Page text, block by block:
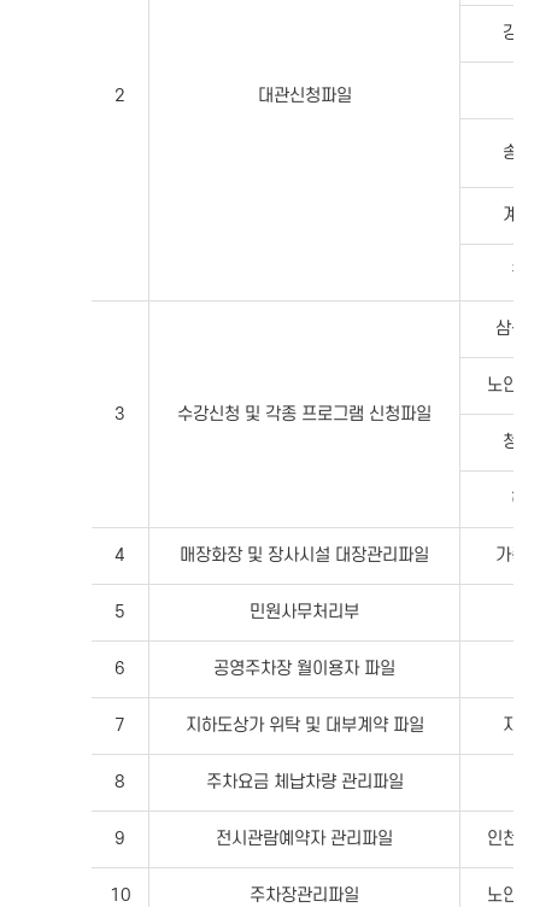
2 대관신청파일
강화
송림
계양
청
3 수강신청 및 각종 프로그램 신청파일
삼산
노인종
청소
하
4 매장화장 및 장사시설 대장관리파일 가족
5 민원사무처리부
6 공영주차장 월이용자 파일
7 지하도상가 위탁 및 대부계약 파일 지하
8 주차요금 체납차량 관리파일
9 전시관람예약자 관리파일 인천어
10 주차장관리파일 노인종